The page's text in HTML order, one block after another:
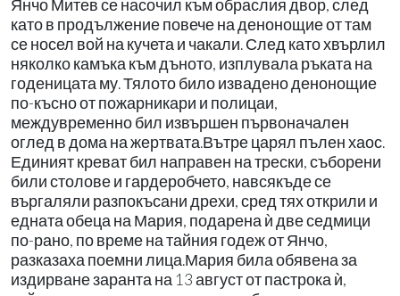
Янчо Митев се насочил към обраслия двор, след
като в продължение повече на денонощие от там
се носел вой на кучета и чакали. След като хвърлил
няколко камъка към дъното, изплувала ръката на
годеницата му. Тялото било извадено денонощие
по-късно от пожарникари и полицаи,
междувременно бил извършен първоначален
оглед в дома на жертвата.Вътре царял пълен хаос.
Единият креват бил направен на трески, съборени
били столове и гардеробчето, навсякъде се
въргаляли разпокъсани дрехи, сред тях открили и
едната обеца на Мария, подарена ѝ две седмици
по-рано, по време на тайния годеж от Янчо,
разказаха поемни лица.Мария била обявена за
издирване заранта на 13 август от пастрока ѝ,